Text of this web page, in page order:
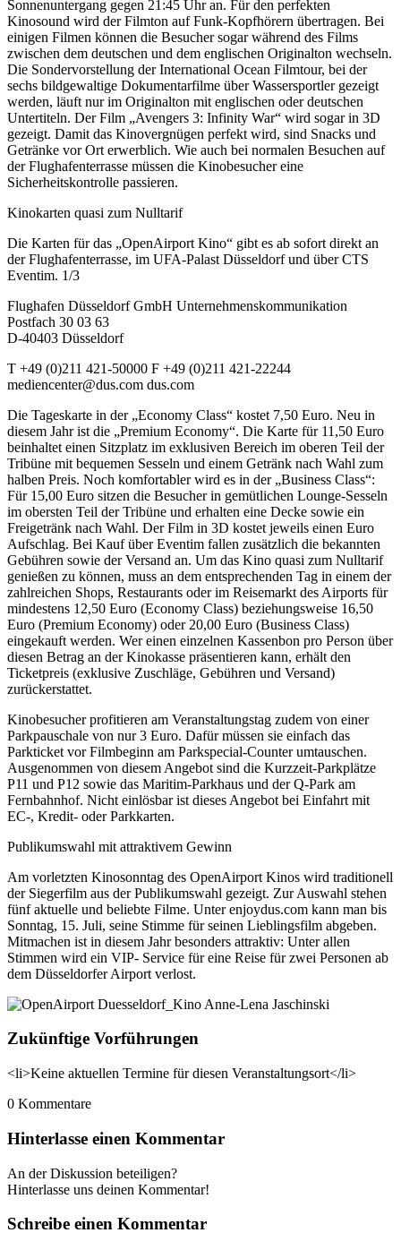
Sonnenuntergang gegen 21:45 Uhr an. Für den perfekten
Kinosound wird der Filmton auf Funk-Kopfhörern übertragen. Bei
einigen Filmen können die Besucher sogar während des Films
zwischen dem deutschen und dem englischen Originalton wechseln.
Die Sondervorstellung der International Ocean Filmtour, bei der
sechs bildgewaltige Dokumentarfilme über Wassersportler gezeigt
werden, läuft nur im Originalton mit englischen oder deutschen
Untertiteln. Der Film „Avengers 3: Infinity War“ wird sogar in 3D
gezeigt. Damit das Kinovergnügen perfekt wird, sind Snacks und
Getränke vor Ort erwerblich. Wie auch bei normalen Besuchen auf
der Flughafenterrasse müssen die Kinobesucher eine
Sicherheitskontrolle passieren.
Kinokarten quasi zum Nulltarif
Die Karten für das „OpenAirport Kino“ gibt es ab sofort direkt an
der Flughafenterrasse, im UFA-Palast Düsseldorf und über CTS
Eventim. 1/3
Flughafen Düsseldorf GmbH Unternehmenskommunikation
Postfach 30 03 63
D-40403 Düsseldorf
T +49 (0)211 421-50000 F +49 (0)211 421-22244
mediencenter@dus.com dus.com
Die Tageskarte in der „Economy Class“ kostet 7,50 Euro. Neu in
diesem Jahr ist die „Premium Economy“. Die Karte für 11,50 Euro
beinhaltet einen Sitzplatz im exklusiven Bereich im oberen Teil der
Tribüne mit bequemen Sesseln und einem Getränk nach Wahl zum
halben Preis. Noch komfortabler wird es in der „Business Class“:
Für 15,00 Euro sitzen die Besucher in gemütlichen Lounge-Sesseln
im obersten Teil der Tribüne und erhalten eine Decke sowie ein
Freigetränk nach Wahl. Der Film in 3D kostet jeweils einen Euro
Aufschlag. Bei Kauf über Eventim fallen zusätzlich die bekannten
Gebühren sowie der Versand an. Um das Kino quasi zum Nulltarif
genießen zu können, muss an dem entsprechenden Tag in einem der
zahlreichen Shops, Restaurants oder im Reisemarkt des Airports für
mindestens 12,50 Euro (Economy Class) beziehungsweise 16,50
Euro (Premium Economy) oder 20,00 Euro (Business Class)
eingekauft werden. Wer einen einzelnen Kassenbon pro Person über
diesen Betrag an der Kinokasse präsentieren kann, erhält den
Ticketpreis (exklusive Zuschläge, Gebühren und Versand)
zurückerstattet.
Kinobesucher profitieren am Veranstaltungstag zudem von einer
Parkpauschale von nur 3 Euro. Dafür müssen sie einfach das
Parkticket vor Filmbeginn am Parkspecial-Counter umtauschen.
Ausgenommen von diesem Angebot sind die Kurzzeit-Parkplätze
P11 und P12 sowie das Maritim-Parkhaus und der Q-Park am
Fernbahnhof. Nicht einlösbar ist dieses Angebot bei Einfahrt mit
EC-, Kredit- oder Parkkarten.
Publikumswahl mit attraktivem Gewinn
Am vorletzten Kinosonntag des OpenAirport Kinos wird traditionell
der Siegerfilm aus der Publikumswahl gezeigt. Zur Auswahl stehen
fünf aktuelle und beliebte Filme. Unter enjoydus.com kann man bis
Sonntag, 15. Juli, seine Stimme für seinen Lieblingsfilm abgeben.
Mitmachen ist in diesem Jahr besonders attraktiv: Unter allen
Stimmen wird ein VIP- Service für eine Reise für zwei Personen ab
dem Düsseldorfer Airport verlost.
Zukünftige Vorführungen
<li>Keine aktuellen Termine für diesen Veranstaltungsort</li>
0 Kommentare
Hinterlasse einen Kommentar
An der Diskussion beteiligen?
Hinterlasse uns deinen Kommentar!
Schreibe einen Kommentar